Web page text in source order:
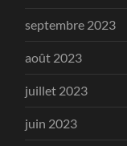
septembre 2023
août 2023
juillet 2023
juin 2023